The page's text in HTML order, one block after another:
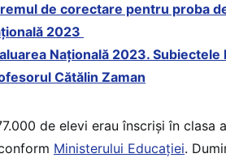
de corectare pentru proba
2023
Națională 2023.
Cătălin Zaman
de elevi erau înscriși în clasa
Ministerului Educației.